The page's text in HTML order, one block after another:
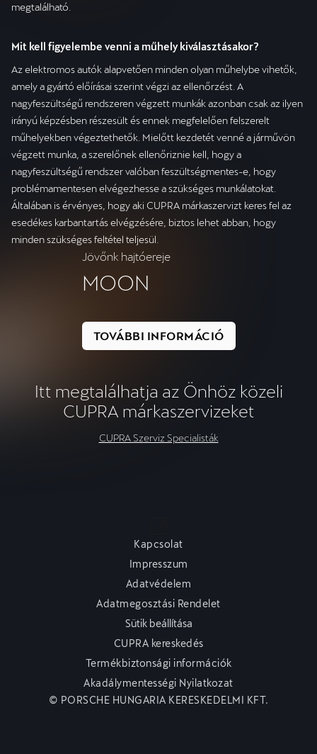
megtalálható.
Mit kell figyelembe venni a műhely kiválasztásakor?
Az elektromos autók alapvetően minden olyan műhelybe vihetők,
amely a gyártó előírásai szerint végzi az ellenőrzést. A
nagyfeszültségű rendszeren végzett munkák azonban csak az ilyen
irányú képzésben részesült és ennek megfelelően felszerelt
műhelyekben végeztethetők. Mielőtt kezdetét venné a járművön
végzett munka, a szerelőnek ellenőriznie kell, hogy a
nagyfeszültségű rendszer valóban feszültségmentes-e, hogy
problémamentesen elvégezhesse a szükséges munkálatokat.
Általában is érvényes, hogy aki CUPRA márkaszervizt keres fel az
esedékes karbantartás elvégzésére, biztos lehet abban, hogy
minden szükséges feltétel teljesül.
Jövőnk hajtóereje
MOON
TOVÁBBI INFORMÁCIÓ
Itt megtalálhatja az Önhöz közeli
CUPRA márkaszervizeket
CUPRA Szerviz Specialisták
Kapcsolat
Impresszum
Adatvédelem
Adatmegosztási Rendelet
Sütik beállítása
CUPRA kereskedés
Termékbiztonsági információk
Akadálymentességi Nyilatkozat
© PORSCHE HUNGARIA KERESKEDELMI KFT.